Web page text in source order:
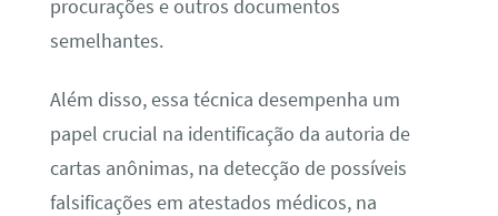
procurações e outros documentos
semelhantes.
Além disso, essa técnica desempenha um
papel crucial na identificação da autoria de
cartas anônimas, na detecção de possíveis
falsificações em atestados médicos, na